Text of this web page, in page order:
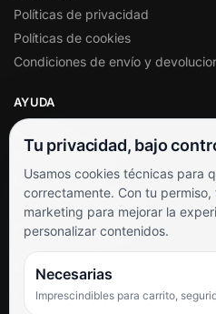
Políticas de privacidad
Políticas de cookies
Condiciones de envío y
AYUDA
Soporte al cliente
Contacto
Términos y condiciones
Preguntas frecuentes
SÍGUENOS
Facebook
Tu privacidad, bajo
Usamos cookies técnicas para
correctamente. Con tu
marketing para mejorar la
personalizar contenidos.
Necesarias
Imprescindibles para carrito,